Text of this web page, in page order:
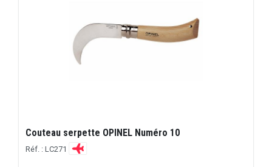
Couteau serpette OPINEL Numéro 10
Réf. : LC271